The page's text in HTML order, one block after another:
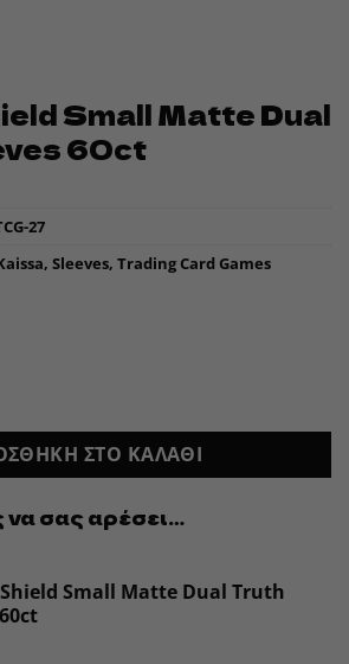
Small Matte Dual
60ct
27
, Sleeves, Trading Card Games
ΣΤΟ ΚΑΛΆΘΙ
να σας αρέσει…
Small Matte Dual Truth